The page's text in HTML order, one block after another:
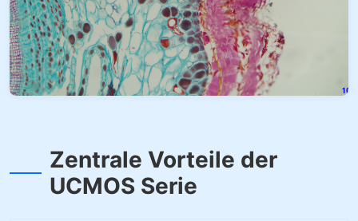
Zentrale Vorteile der
UCMOS Serie